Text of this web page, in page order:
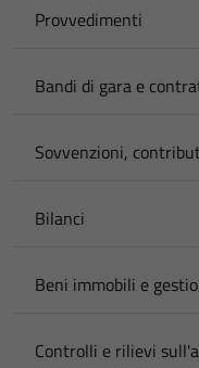
Provvedimenti
Bandi di gara e
Sovvenzioni,
Bilanci
Beni immobili e
Controlli e rilievi